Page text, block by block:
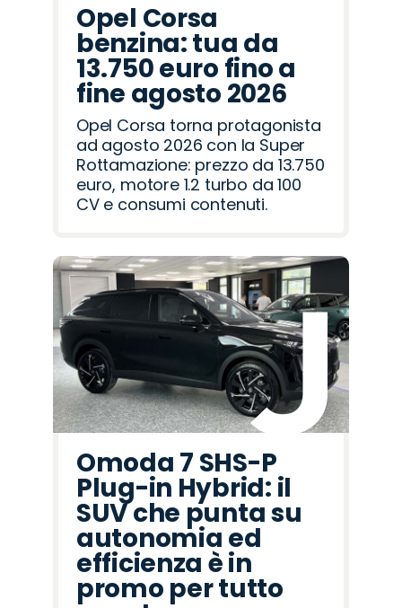
Opel Corsa
benzina: tua da
13.750 euro fino a
fine agosto 2026
Opel Corsa torna protagonista
ad agosto 2026 con la Super
Rottamazione: prezzo da 13.750
euro, motore 1.2 turbo da 100
CV e consumi contenuti.
Omoda 7 SHS-P
Plug-in Hybrid: il
SUV che punta su
autonomia ed
efficienza è in
promo per tutto